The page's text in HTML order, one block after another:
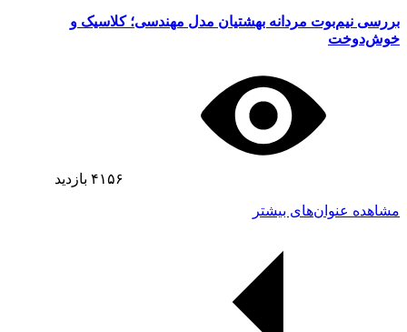
بررسی نیم‌بوت مردانه بهشتیان مدل مهندسی؛ کلاسیک و
خوش‌دوخت
۴۱۵۶ بازدید
مشاهده عنوان‌های بیشتر